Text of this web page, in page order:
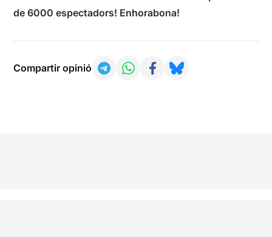
de 6000 espectadors! Enhorabona!
Compartir opinió